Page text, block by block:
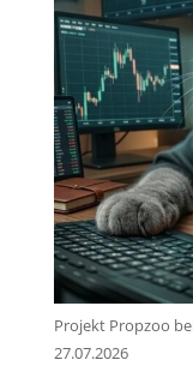
Projekt Propzoo
27.07.2026